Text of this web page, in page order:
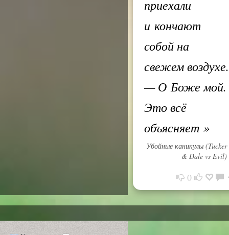
приехали
и кончают
собой на
свежем воздухе.
— О Боже мой.
Это всё
объясняет »
Убойные каникулы (Tucker
& Dale vs Evil)
0